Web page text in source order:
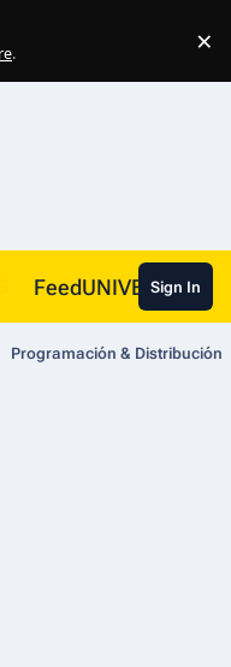
. ×
FeedUNIVERSSign In
Programación & Distribución